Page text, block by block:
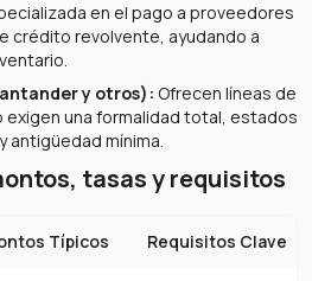
en el pago a proveedores
crédito revolvente, ayudando a
y otros): Ofrecen líneas de
una formalidad total, estados
antigüedad mínima.
tasas y requisitos
Típicos Requisitos Clave